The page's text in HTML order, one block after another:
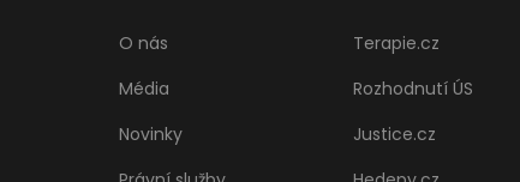
O nás
Média
Novinky
Terapie.cz
Rozhodnutí ÚS
Justice.cz